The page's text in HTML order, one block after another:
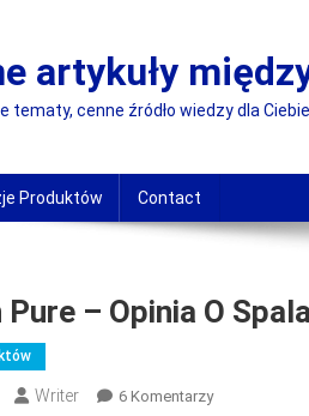
artykuły
tematy, cenne źródło wiedzy dla
Produktów Contact
– Opinia O
Writer 6 KomentarzyDo